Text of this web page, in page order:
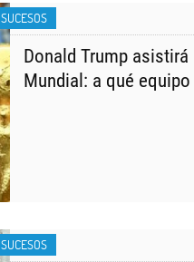
SUCESOS
Donald Trump
Mundial: a qué
SUCESOS